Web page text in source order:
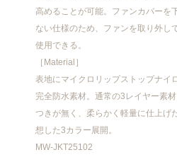
高めることが可能。ファンカバーを
ない仕様のため、ファンを取り外し
使用できる。
［Material］
表地にマイクロリップストップナイ
完全防水素材。通常の3レイヤー素
つきが無く、柔らかく軽量に仕上げ
想した3カラー展開。
MW-JKT25102